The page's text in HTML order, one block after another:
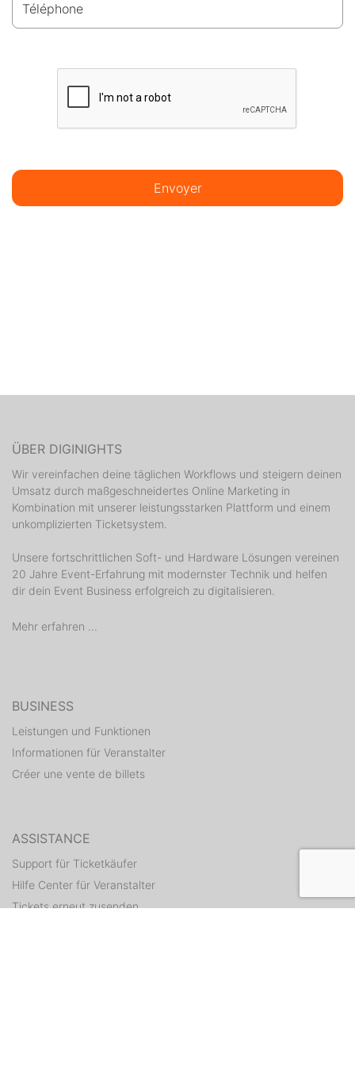
Téléphone
Envoyer
ÜBER DIGINIGHTS
Wir vereinfachen deine täglichen Workflows und steigern deinen
Umsatz durch maßgeschneidertes Online Marketing in
Kombination mit unserer leistungsstarken Plattform und einem
unkomplizierten Ticketsystem.
Unsere fortschrittlichen Soft- und Hardware Lösungen vereinen
20 Jahre Event-Erfahrung mit modernster Technik und helfen
dir dein Event Business erfolgreich zu digitalisieren.
Mehr erfahren ...
BUSINESS
Leistungen und Funktionen
Informationen für Veranstalter
Créer une vente de billets
ASSISTANCE
Support für Ticketkäufer
Hilfe Center für Veranstalter
Tickets erneut zusenden